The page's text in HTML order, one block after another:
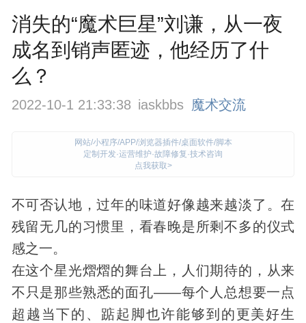
消失的“魔术巨星”刘谦，从一夜
成名到销声匿迹，他经历了什
么？
2022-10-1 21:33:38 iaskbbs 魔术交流
网站/小程序/APP/浏览器插件/桌面软件/脚本
定制开发·运营维护·故障修复·技术咨询
点我获取>
不可否认地，过年的味道好像越来越淡了。在
残留无几的习惯里，看春晚是所剩不多的仪式
感之一。
在这个星光熠熠的舞台上，人们期待的，从来
不只是那些熟悉的面孔——每个人总想要一点
超越当下的、踮起脚也许能够到的更美好生